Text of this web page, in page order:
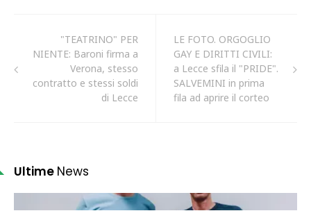
"TEATRINO" PER
NIENTE: Baroni firma a
Verona, stesso
contratto e stessi soldi
di Lecce
LE FOTO. ORGOGLIO
GAY E DIRITTI CIVILI:
a Lecce sfila il "PRIDE".
SALVEMINI in prima
fila ad aprire il corteo
Ultime News